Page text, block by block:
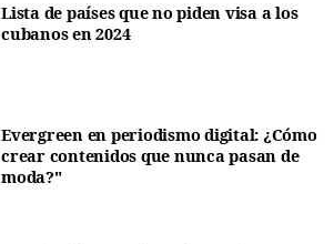
Lista de países que no piden visa a los
cubanos en 2024
Evergreen en periodismo digital: ¿Cómo
crear contenidos que nunca pasan de
moda?"